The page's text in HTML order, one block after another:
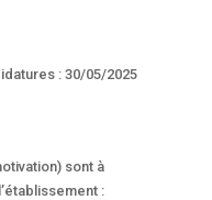
: 30/05/2025
sont à
: